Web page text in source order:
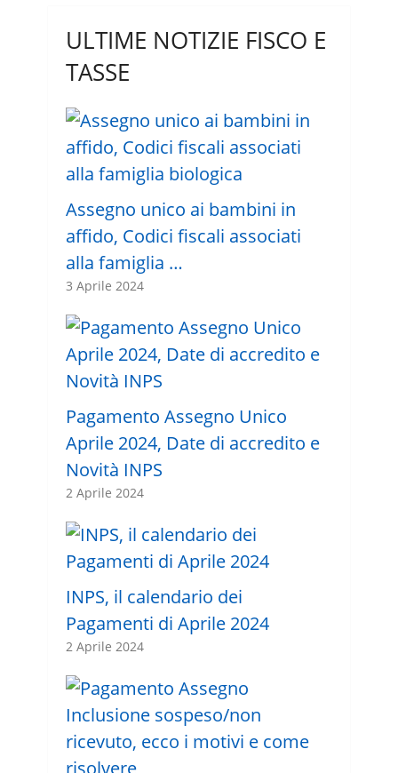
ULTIME NOTIZIE FISCO E
TASSE
Assegno unico ai bambini in
affido, Codici fiscali associati
alla famiglia …
3 Aprile 2024
Pagamento Assegno Unico
Aprile 2024, Date di accredito e
Novità INPS
2 Aprile 2024
INPS, il calendario dei
Pagamenti di Aprile 2024
2 Aprile 2024